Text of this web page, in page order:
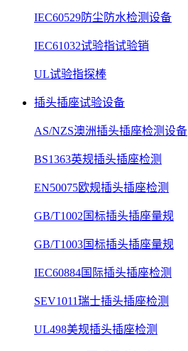
IEC60529防尘防水检测设备
IEC61032试验指试验销
UL试验指探棒
插头插座试验设备
AS/NZS澳洲插头插座检测设备
BS1363英规插头插座检测
EN50075欧规插头插座检测
GB/T1002国标插头插座量规
GB/T1003国标插头插座量规
IEC60884国际插头插座检测
SEV1011瑞士插头插座检测
UL498美规插头插座检测